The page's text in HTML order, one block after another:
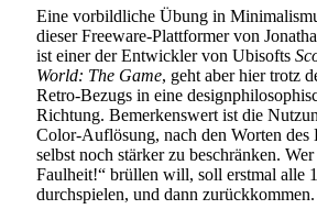
Eine vorbildliche Übung in
dieser Freeware-Plattformer von
ist einer der Entwickler von Ubisofts
World: The Game, geht aber hier trotz
Retro-Bezugs in eine
Richtung. Bemerkenswert ist die
Color-Auflösung, nach den Worten des
selbst noch stärker zu beschränken.
Faulheit!“ brüllen will, soll erstmal alle
durchspielen, und dann zurückkommen.